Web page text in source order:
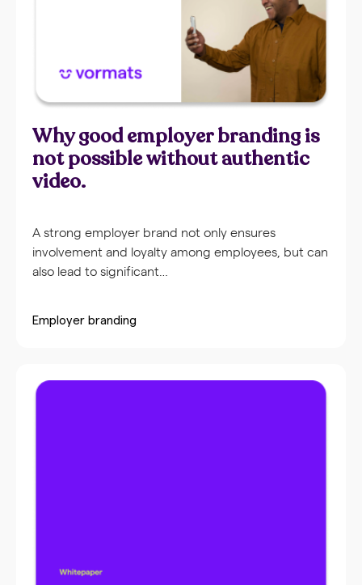
Why good employer branding is
not possible without authentic
video.
A strong employer brand not only ensures
involvement and loyalty among employees, but can
also lead to significant…
Employer branding